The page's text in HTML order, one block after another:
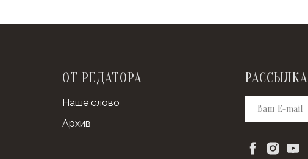
ОТ РЕДАТОРА
Наше слово
Архив
РАССЫЛКА